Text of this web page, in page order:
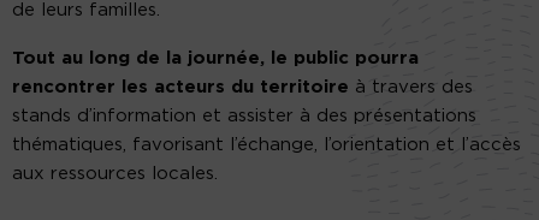
de leurs familles.
Tout au long de la journée, le public pourra
rencontrer les acteurs du territoire à travers des
stands d’information et assister à des présentations
thématiques, favorisant l’échange, l’orientation et l’accès
aux ressources locales.